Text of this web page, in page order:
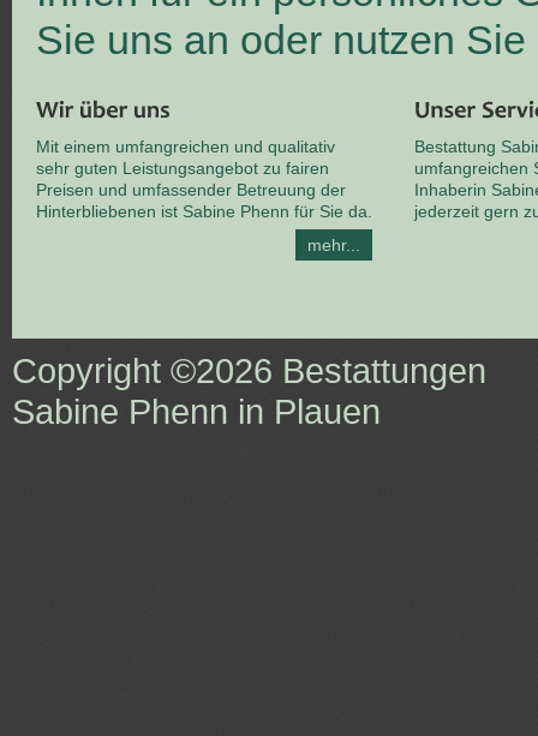
Sie uns an oder nutzen
Mit einem umfangreichen und qualitativ
sehr guten Leistungsangebot zu fairen
Preisen und umfassender Betreuung der
Hinterbliebenen ist Sabine Phenn für Sie da.
mehr...
Bestattung
umfangreichen
Inhaberin
jederzeit gern
Copyright ©2026 Bestattungen
Sabine Phenn in Plauen